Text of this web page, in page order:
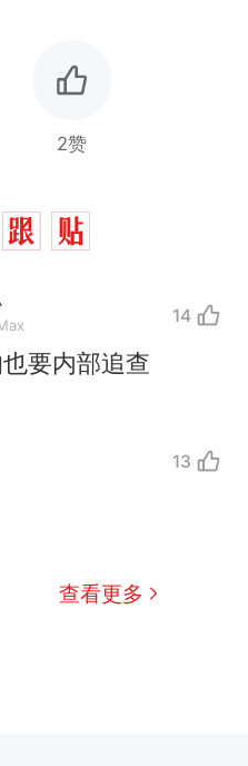
2赞
14
要内部追查
13
查看更多